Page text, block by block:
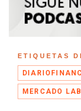
ETIQUETAS
MERCADO